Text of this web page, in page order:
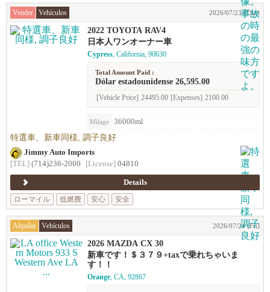
Vender Vehículos 2026/07/23 (Thu)
2022 TOYOTA RAV4
日本人ワンオーナー車
Cypress, California, 90630
Total Amount Paid :
Dólar estadounidense 26,595.00
[Vehicle Price] 24495.00 [Expenses] 2100.00
Milage 36000ml
特選車、新車同様, 調子良好
Jimmy Auto Imports
[TEL] (714)236-2000 [License] 04810
Details
ローマイル
低燃費 安心 安全
Alquilar Vehículos 2026/07/24 (Fri)
2026 MAZDA CX 30
新車です！＄３７９+taxで乗れちゃいま
す！！
Orange, CA, 92867